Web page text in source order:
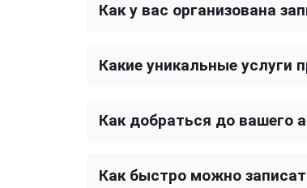
Как у вас организована
Какие уникальные услуги
Как добраться до вашего
Как быстро можно